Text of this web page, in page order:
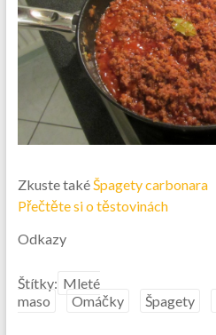
Zkuste takéŠpagety carbonara
Přečtěte si o těstovinách
Odkazy
Štítky: Mleté
maso
Omáčky Špagety